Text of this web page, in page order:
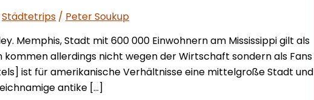
Städtetrips / Peter Soukup
Memphis, Stadt mit 600 000 Einwohnern am Mississippi gilt als
allerdings nicht wegen der Wirtschaft sondern als Fans
ist für amerikanische Verhältnisse eine mittelgroße Stadt und
antike […]